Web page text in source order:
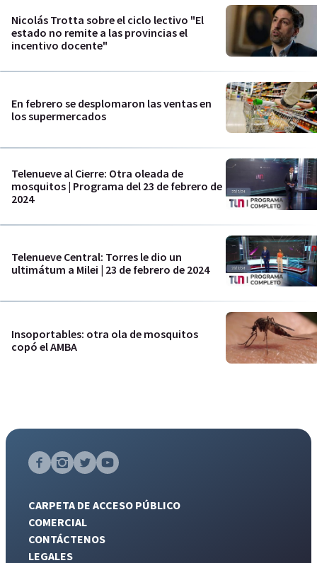
Nicolás Trotta sobre el ciclo lectivo "El
estado no remite a las provincias el
incentivo docente"
En febrero se desplomaron las ventas en
los supermercados
Telenueve al Cierre: Otra oleada de
mosquitos | Programa del 23 de febrero de
2024
Telenueve Central: Torres le dio un
ultimátum a Milei | 23 de febrero de 2024
Insoportables: otra ola de mosquitos
copó el AMBA
CARPETA DE ACCESO PÚBLICO
COMERCIAL
CONTÁCTENOS
LEGALES